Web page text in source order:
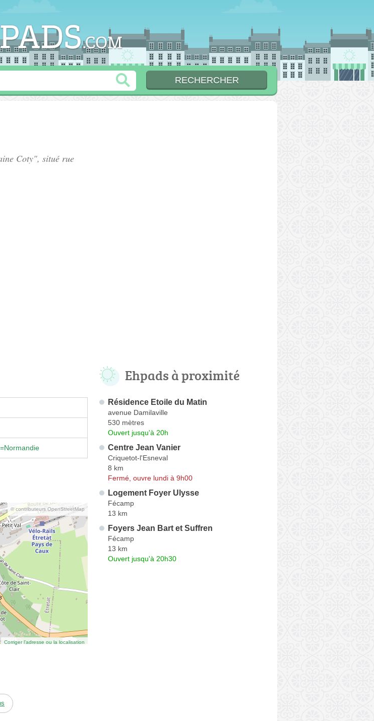
Coty", situé rue
© contributeurs OpenStreetMap
Corriger l’adresse ou la localisation
Ehpads à proximité
Résidence Etoile du Matin
avenue Damilaville
530 mètres
Ouvert jusqu'à 20h
Centre Jean Vanier
Criquetot-l'Esneval
8 km
Fermé, ouvre lundi à 9h00
Logement Foyer Ulysse
Fécamp
13 km
Foyers Jean Bart et Suffren
Fécamp
13 km
Ouvert jusqu'à 20h30